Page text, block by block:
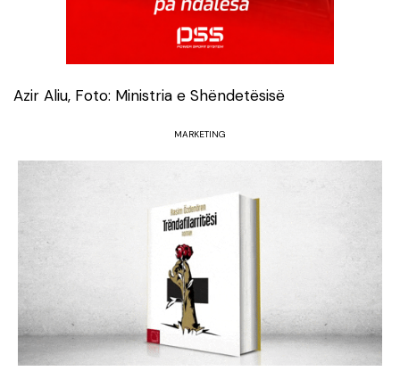
Azir Aliu, Foto: Ministria e Shëndetësisë
MARKETING